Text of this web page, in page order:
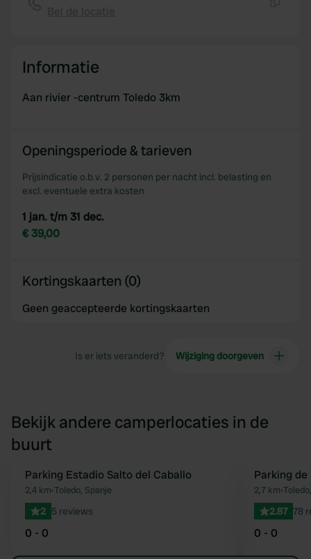
Informatie
Aan rivier -centrum Toledo 3km
Openingsperiode & tarieven
Prijsindicatie o.b.v. 2 personen per nacht incl. belasting en
excl. eventuele extra kosten
1 jan. t/m 31 dec.
€ 39,00
Kortingskaarten (0)
Geen geaccepteerde kortingskaarten
Is er iets veranderd? Wijziging doorgeven
Bekijk andere camperlocaties in de
buurt
Favoriet
Parking Estadio Salto del Caballo
2,4 km•Toledo, Spanje
2 5 reviews
0 - 0
Parking de
2,7 km•
2.87 78
0 - 0